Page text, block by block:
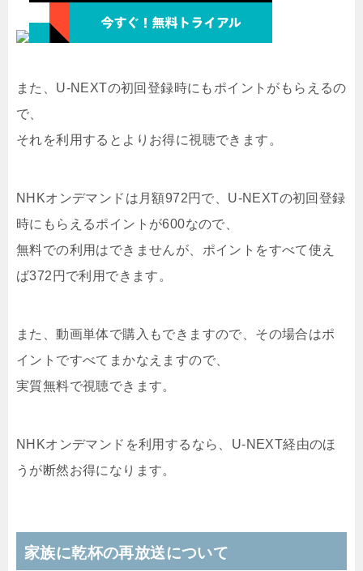
また、U-NEXTの初回登録時にもポイントがもらえるの
で、
それを利用するとよりお得に視聴できます。
NHKオンデマンドは月額972円で、U-NEXTの初回登録
時にもらえるポイントが600なので、
無料での利用はできませんが、ポイントをすべて使え
ば372円で利用できます。
また、動画単体で購入もできますので、その場合はポ
イントですべてまかなえますので、
実質無料で視聴できます。
NHKオンデマンドを利用するなら、U-NEXT経由のほ
うが断然お得になります。
家族に乾杯の再放送について